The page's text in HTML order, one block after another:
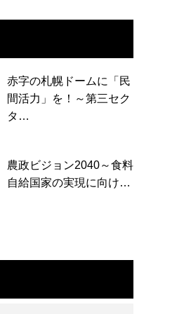
赤字の札幌ドームに「民
間活力」を！～第三セク
タ…
農政ビジョン2040～食料
自給国家の実現に向け…